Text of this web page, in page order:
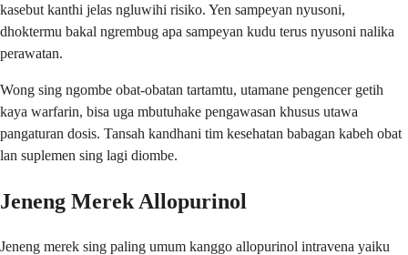
kasebut kanthi jelas ngluwihi risiko. Yen sampeyan nyusoni,
dhoktermu bakal ngrembug apa sampeyan kudu terus nyusoni nalika
perawatan.
Wong sing ngombe obat-obatan tartamtu, utamane pengencer getih
kaya warfarin, bisa uga mbutuhake pengawasan khusus utawa
pangaturan dosis. Tansah kandhani tim kesehatan babagan kabeh obat
lan suplemen sing lagi diombe.
Jeneng Merek Allopurinol
Jeneng merek sing paling umum kanggo allopurinol intravena yaiku